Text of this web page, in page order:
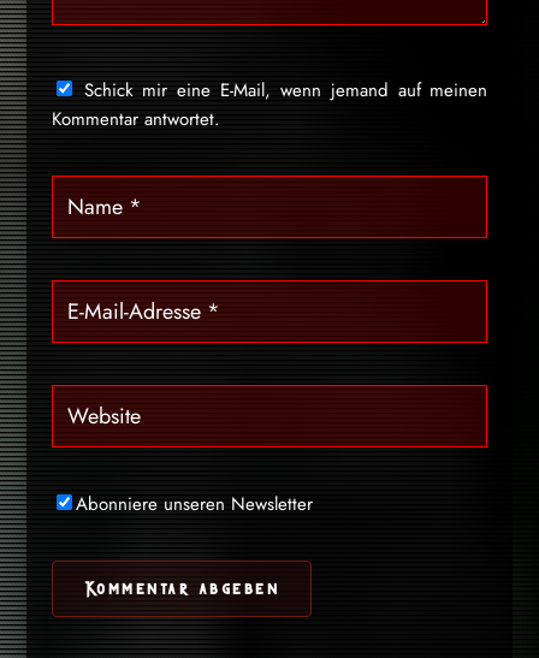
Schick mir eine E-Mail, wenn jemand auf meinen
Kommentar antwortet.
Abonniere unseren Newsletter